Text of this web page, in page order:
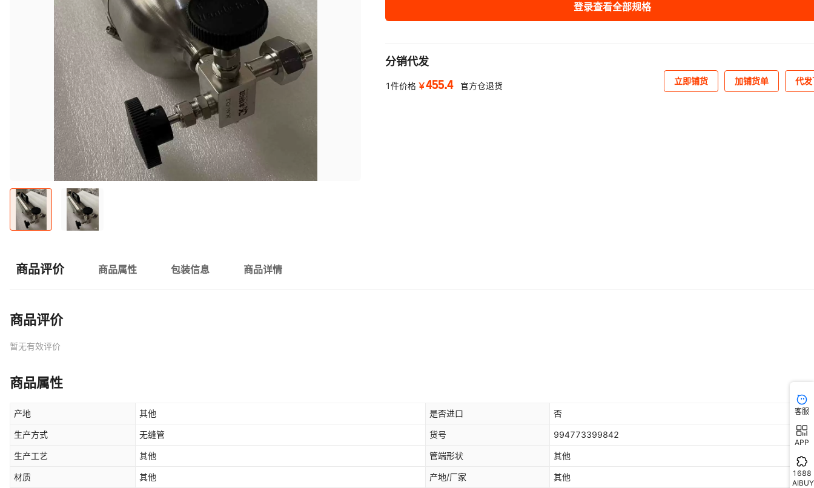
200ml
300ml 库存 1700米
登录查看全部规格
分销代发
1件价格 ￥455.4 官方仓退货 立即铺货 加铺货单 代
商品评价 商品属性 包装信息 商品详情
商品评价
暂无有效评价
商品属性
产地 其他 是否进口 否
生产方式 无缝管 货号 994773399842
生产工艺 其他 管端形状 其他
材质 其他 产地/厂家 其他
客服
APP
1688
AIBUY